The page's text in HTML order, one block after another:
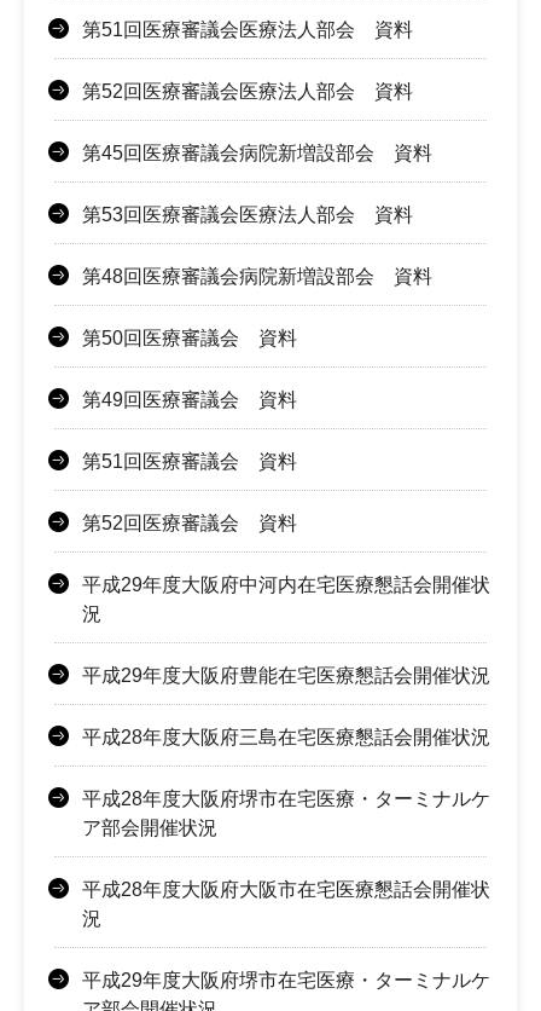
第51回医療審議会医療法人部会 資料
第52回医療審議会医療法人部会 資料
第45回医療審議会病院新増設部会 資料
第53回医療審議会医療法人部会 資料
第48回医療審議会病院新増設部会 資料
第50回医療審議会 資料
第49回医療審議会 資料
第51回医療審議会 資料
第52回医療審議会 資料
平成29年度大阪府中河内在宅医療懇話会開催状
況
平成29年度大阪府豊能在宅医療懇話会開催状況
平成28年度大阪府三島在宅医療懇話会開催状況
平成28年度大阪府堺市在宅医療・ターミナルケ
ア部会開催状況
平成28年度大阪府大阪市在宅医療懇話会開催状
況
平成29年度大阪府堺市在宅医療・ターミナルケ